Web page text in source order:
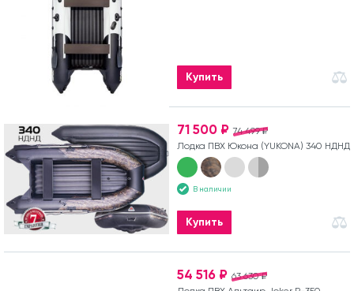
Купить
74 499 ₽
71 500 ₽
Лодка ПВХ Юкона (YUKONA) 340 НДНД
В наличии
Купить
63 630 ₽
54 516 ₽